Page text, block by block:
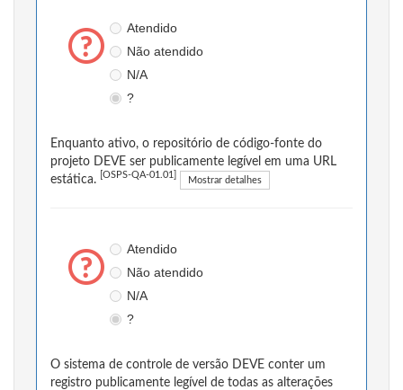
Atendido
Não atendido
N/A
?
Enquanto ativo, o repositório de código-fonte do
projeto DEVE ser publicamente legível em uma URL
estática.
[OSPS-QA-01.01] Mostrar detalhes
Atendido
Não atendido
N/A
?
O sistema de controle de versão DEVE conter um
registro publicamente legível de todas as alterações